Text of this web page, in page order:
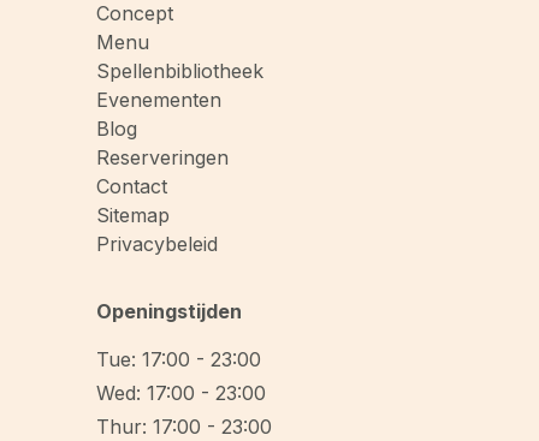
Concept
Menu
Spellenbibliotheek
Evenementen
Blog
Reserveringen
Contact
Sitemap
Privacybeleid
Openingstijden
Tue: 17:00 - 23:00
Wed: 17:00 - 23:00
Thur: 17:00 - 23:00